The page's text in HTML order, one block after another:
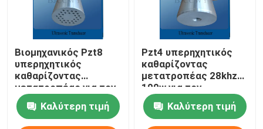
υπερηχητικός ψεκάζοντας μετατροπέας
Υπερηχητικός σωληνοειδής μετατροπέας
Βιομηχανικός Pzt8
υπερηχητικός
καθαρίζοντας
μετατροπέας για τον
υπερηχητικό
καθαριστή δόνησης
Καλύτερη τιμή
Pzt4 υπερηχητικός
καθαρίζοντας
μετατροπέας 28khz
100w για τον
αυτόματο
υπερηχητικό
καθαριστή
Καλύτερη τιμή